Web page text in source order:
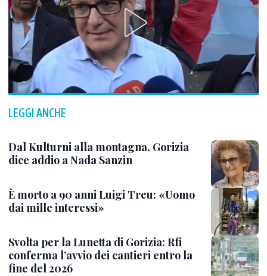
LEGGI ANCHE
Dal Kulturni alla montagna, Gorizia
dice addio a Nada Sanzin
È morto a 90 anni Luigi Treu: «Uomo
dai mille interessi»
Svolta per la Lunetta di Gorizia: Rfi
conferma l’avvio dei cantieri entro la
fine del 2026